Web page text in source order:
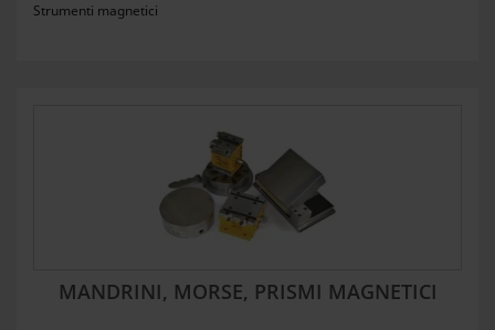
Strumenti magnetici
MANDRINI, MORSE, PRISMI MAGNETICI